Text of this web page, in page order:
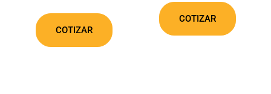
COTIZAR
COTIZAR